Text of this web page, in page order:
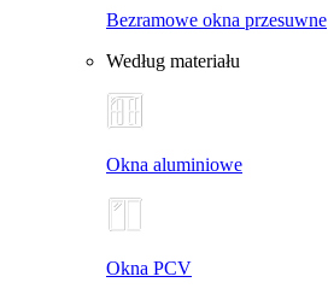
Bezramowe okna przesuwne
Według materiału
Okna aluminiowe
Okna PCV